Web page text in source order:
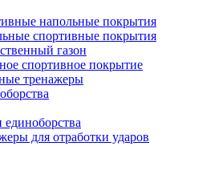
напольные покрытия
спортивные покрытия
газон
спортивное покрытие
тренажеры
единоборства
для отработки ударов